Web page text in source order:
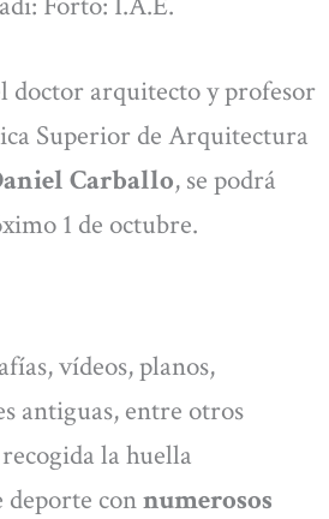
doctor arquitecto y profesor
Superior de Arquitectura
Carballo, se podrá
1 de octubre.
vídeos, planos,
antiguas, entre otros
la huella
deporte connumerosos